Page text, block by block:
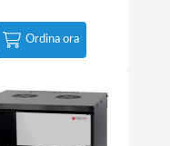
Ordina ora